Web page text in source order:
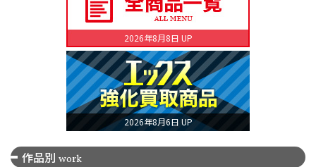
2026年8月8日 UP
2026年8月6日 UP
作品別 work